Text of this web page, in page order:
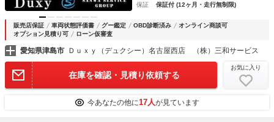
保証
保証付 (12ヶ月・走行無制限)
販売店保証 車両状態評価書 グー鑑定 OBD診断済み
オンライン商談可
オプション見積り可
ローン仮審査
愛知県津島市 Ｄｕｘｙ（デュクシー）名古屋西店 （株）三和サービス
在庫を確認・見積り依頼する
お気に入り
今あなたの他に17人が見ています